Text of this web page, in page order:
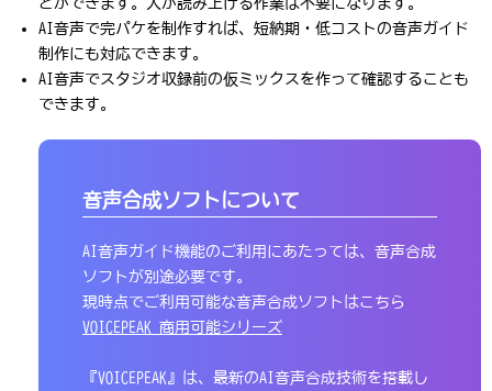
とができます。人が読み上げる作業は不要になります。
AI音声で完パケを制作すれば、短納期・低コストの音声ガイド
制作にも対応できます。
AI音声でスタジオ収録前の仮ミックスを作って確認することも
できます。
音声合成ソフトについて
AI音声ガイド機能のご利用にあたっては、音声合成
ソフトが別途必要です。
現時点でご利用可能な音声合成ソフトはこちら
VOICEPEAK 商用可能シリーズ
『VOICEPEAK』は、最新のAI音声合成技術を搭載し